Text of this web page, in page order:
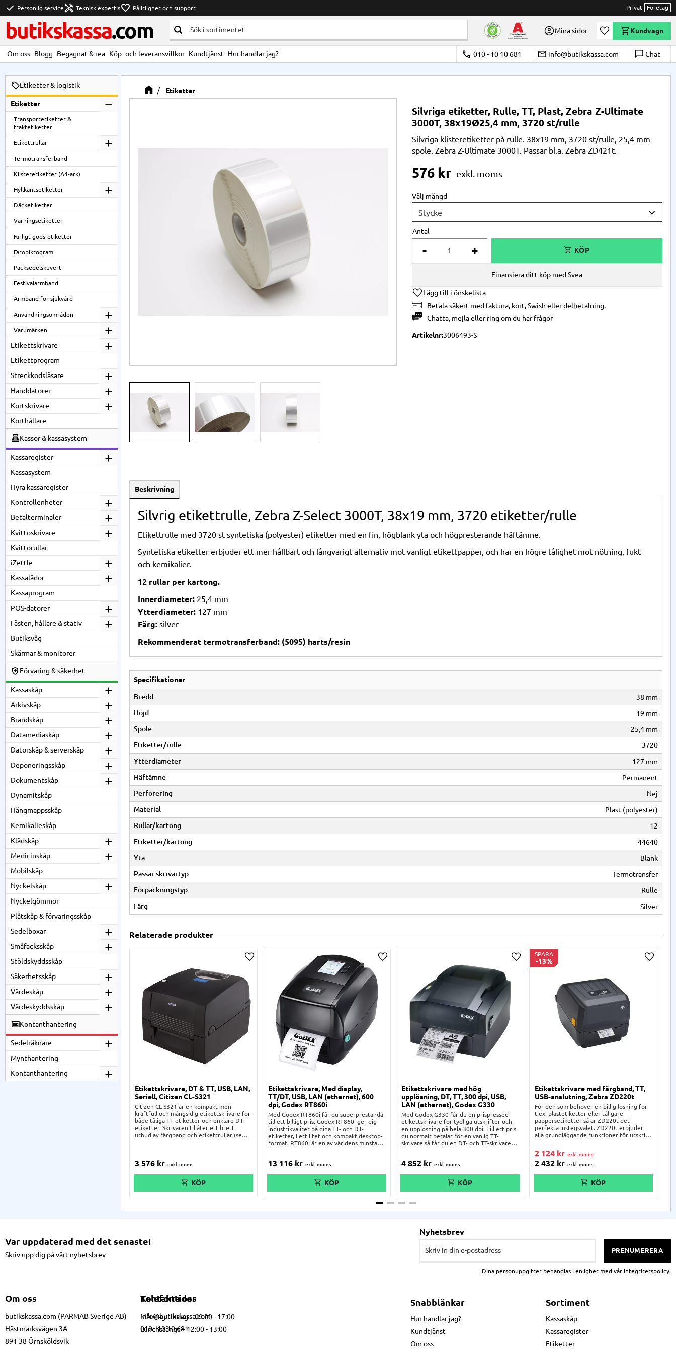
check Personlig servicehandyman Teknisk expertisfavorite Pålitlighet och support Privat Företag
butikskassa.com Mina sidor Önskelista
Kundvagn
Om oss Blogg Begagnat & rea Köp- och leveransvillkor Kundtjänst Hur handlar jag? call 010 - 10 10 681 email info@butikskassa.com chat_bubble_outline Chat
Etiketter
Silvriga etiketter, Rulle, TT, Plast, Zebra Z-Ultimate
3000T, 38x19Ø25,4 mm, 3720 st/rulle
Silvriga klisteretiketter på rulle. 38x19 mm, 3720 st/rulle, 25,4 mm
spole. Zebra Z-Ultimate 3000T. Passar bl.a. Zebra ZD421t.
576kr
Välj mängd
Antal
+
-
Lägg till i önskelista
Betala säkert med faktura, kort, Swish eller delbetalning.
Chatta, mejlaellerring om du har frågor
Finansiera ditt köp med Svea
Artikelnr3006493-S
Beskrivning
Silvrig etikettrulle, Zebra Z-Select 3000T, 38x19 mm, 3720 etiketter/rulle
Etikettrulle med 3720 st syntetiska (polyester) etiketter med en fin, högblank yta och högpresterande häftämne.
Syntetiska etiketter erbjuder ett mer hållbart och långvarigt alternativ mot vanligt etikettpapper, och har en högre tålighet mot nötning, fukt
och kemikalier.
12 rullar per kartong.
Innerdiameter: 25,4 mm
Ytterdiameter: 127 mm
Färg: silver
Rekommenderat termotransferband: (5095) harts/resin
Specifikationer
Bredd
38 mm
Höjd
19 mm
Spole
25,4 mm
Etiketter/rulle
3720
Ytterdiameter
127 mm
Häftämne
Permanent
Perforering
Nej
Material
Plast (polyester)
Rullar/kartong
12
Etiketter/kartong
44640
Yta
Blank
Passar skrivartyp
Termotransfer
Förpackningstyp
Rulle
Färg
Silver
Relaterade produkter
Etikettskrivare, DT & TT, USB, LAN,
Seriell, Citizen CL-S321
Citizen CL-S321 är en kompakt men
kraftfull och mångsidig etikettskrivare för
både tåliga TT-etiketter och enklare DT-
etiketter. Skrivaren tillåter ett brett
utbud av färgband och etikettrullar (se
hotell/restaurang. Mycket enkel
3 576 kr
Lägg till i önskelista
Etikettskrivare, Med display,
TT/DT, USB, LAN (ethernet), 600
dpi, Godex RT860i
Med Godex RT860i får du superprestanda
till ett billigt pris. Godex RT860i ger dig
industrikvalitet på dina TT- och DT-
etiketter, i ett litet och kompakt desktop-
format. RT860i är en av världens minsta
verksamheter att printa högkvalitativa
13 116 kr
Lägg till i önskelista
Etikettskrivare med hög
upplösning, DT, TT, 300 dpi, USB,
LAN (ethernet), Godex G330
Med Godex G330 får du en prispressed
etikettskrivare för tydliga utskrifter och
en upplösning på hela 300 dpi. Till ett pris
du normalt betalar för en vanlig TT-
skrivare så får du en DT- och TT-skrivare
Godex egna etikettprogram samt en
4 852 kr
Lägg till i önskelista
Etikettskrivare med färgband, TT,
USB-anslutning, Zebra ZD220t
För den som behöver en billig lösning för
t.ex. plastetiketter eller tåligare
pappersetiketter så är ZD220t det
perfekta instegsvalet. ZD220t erbjuder
alla grundläggande funktioner för utskrift
streckkoder, fraktsedlar, produktlappar,
tags, olika typer av märkningar, mm.
Skrivaren kommer med USB-anslutning
2 124 kr
2 432kr
SPARA
13% Lägg
Etiketter & logistik
Etiketter
Transportetiketter &
fraktetiketter
Etikettrullar
Termotransferband
Klisteretiketter (A4-ark)
Hyllkantsetiketter
Däcketiketter
Varningsetiketter
Farligt gods-etiketter
Faropiktogram
Packsedelskuvert
Festivalarmband
Armband för sjukvård
Användningsområden
Varumärken
Etikettskrivare
Etikettprogram
Streckkodsläsare
Handdatorer
Kortskrivare
Korthållare
Kassor & kassasystem
Kassaregister
Kassasystem
Hyra kassaregister
Kontrollenheter
Betalterminaler
Kvittoskrivare
Kvittorullar
iZettle
Kassalådor
Kassaprogram
POS-datorer
Fästen, hållare & stativ
Butiksvåg
Skärmar & monitorer
Förvaring & säkerhet
Kassaskåp
Arkivskåp
Brandskåp
Datamediaskåp
Datorskåp & serverskåp
Deponeringsskåp
Dokumentskåp
Dynamitskåp
Hängmappsskåp
Kemikalieskåp
Klädskåp
Medicinskåp
Mobilskåp
Nyckelskåp
Nyckelgömmor
Plåtskåp & förvaringsskåp
Sedelboxar
Småfacksskåp
Stöldskyddsskåp
Säkerhetsskåp
Värdeskåp
Värdeskyddsskåp
Kontanthantering
Sedelräknare
Mynthantering
Kontanthantering
Var uppdaterad med det senaste!
Skriv upp dig på vårt nyhetsbrev
Nyhetsbrev
PRENUMERERA
Dina personuppgifter behandlas i enlighet med vår integritetspolicy.
Om oss
butikskassa.com (PARMAB Sverige AB)
Hästmarksvägen 3A
891 38 Örnsköldsvik
Kontakta oss
info@butikskassa.com
010 - 10 10 681
Telefontider
Måndag-fredag – 09:00 - 17:00
Lunchstängt – 12:00 - 13:00
Snabblänkar
Hur handlar jag?
Kundtjänst
Om oss
Sortiment
Kassaskåp
Kassaregister
Etiketter